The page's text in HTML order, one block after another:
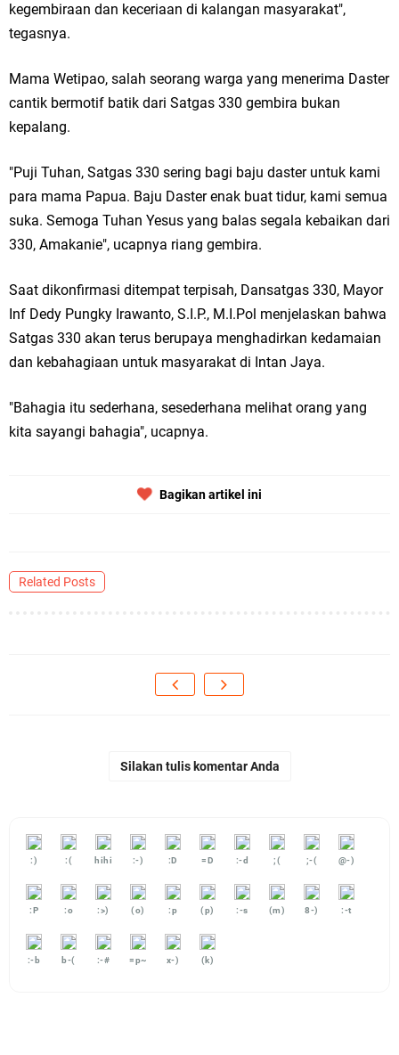
kegembiraan dan keceriaan di kalangan masyarakat",
tegasnya.
Mama Wetipao, salah seorang warga yang menerima Daster
cantik bermotif batik dari Satgas 330 gembira bukan
kepalang.
"Puji Tuhan, Satgas 330 sering bagi baju daster untuk kami
para mama Papua. Baju Daster enak buat tidur, kami semua
suka. Semoga Tuhan Yesus yang balas segala kebaikan dari
330, Amakanie", ucapnya riang gembira.
Saat dikonfirmasi ditempat terpisah, Dansatgas 330, Mayor
Inf Dedy Pungky Irawanto, S.I.P., M.I.Pol menjelaskan bahwa
Satgas 330 akan terus berupaya menghadirkan kedamaian
dan kebahagiaan untuk masyarakat di Intan Jaya.
"Bahagia itu sederhana, sesederhana melihat orang yang
kita sayangi bahagia", ucapnya.
Bagikan artikel ini
Related Posts
Silakan tulis komentar Anda
:) :( hihi :-) :D =D :-d ;( ;-( @-)
:P :o :>) (o) :p (p) :-s (m) 8-) :-t
:-b b-( :-# =p~ x-) (k)